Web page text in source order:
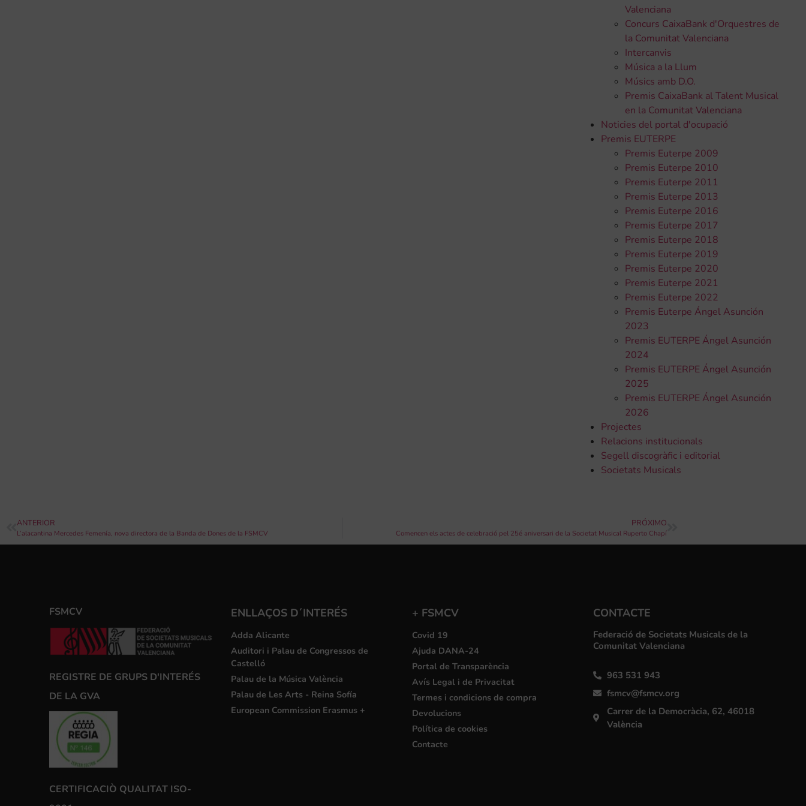
Valenciana
Concurs CaixaBank d'Orquestres de
la Comunitat Valenciana
Intercanvis
Música a la Llum
Músics amb D.O.
Premis CaixaBank al Talent Musical
en la Comunitat Valenciana
Noticies del portal d'ocupació
Premis EUTERPE
Premis Euterpe 2009
Premis Euterpe 2010
Premis Euterpe 2011
Premis Euterpe 2013
Premis Euterpe 2016
Premis Euterpe 2017
Premis Euterpe 2018
Premis Euterpe 2019
Premis Euterpe 2020
Premis Euterpe 2021
Premis Euterpe 2022
Premis Euterpe Ángel Asunción
2023
Premis EUTERPE Ángel Asunción
2024
Premis EUTERPE Ángel Asunción
2025
Premis EUTERPE Ángel Asunción
2026
Projectes
Relacions institucionals
Segell discogràfic i editorial
Societats Musicals
ANTERIOR
L’alacantina Mercedes Femenía, nova directora de la Banda de Dones de la FSMCV
PRÓXIMO
Comencen els actes de celebració pel 25é aniversari de la Societat Musical Ruperto Chapí
FSMCV
REGISTRE DE GRUPS D'INTERÉS
DE LA GVA
CERTIFICACIÒ QUALITAT ISO-
ENLLAÇOS D´INTERÉS
Adda Alicante
Auditori i Palau de Congressos de
Castelló
Palau de la Música València
Palau de Les Arts - Reina Sofía
European Commission Erasmus +
+ FSMCV
Covid 19
Ajuda DANA-24
Portal de Transparència
Avís Legal i de Privacitat
Termes i condicions de compra
Devolucions
Política de cookies
Contacte
CONTACTE
Federació de Societats Musicals de la
Comunitat Valenciana
963 531 943
fsmcv@fsmcv.org
Carrer de la Democràcia, 62, 46018
València